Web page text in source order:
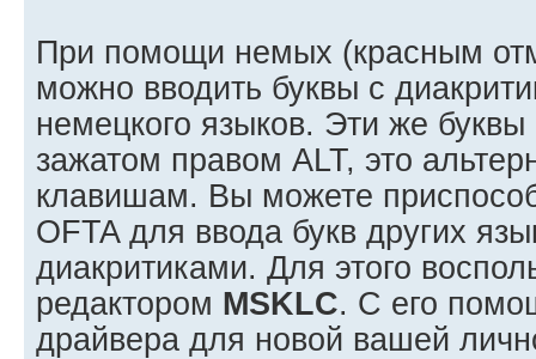
При помощи немых (красным
можно вводить буквы с
нeмецкого языков. Эти же
зажатом правом ALT, это
клавишам. Вы можете
OFTA для ввода букв других
диакритиками. Для этого
редактором MSKLC. С его
драйвера для новой вашей